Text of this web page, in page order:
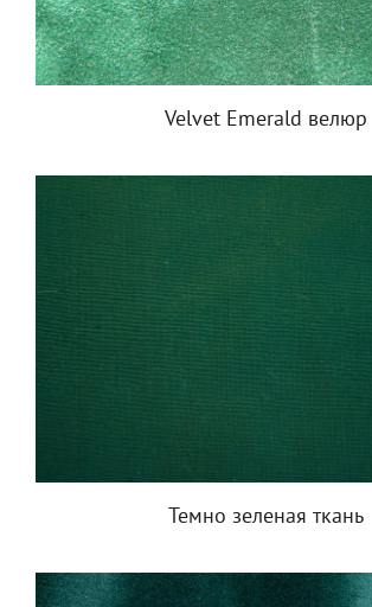
Velvet Emerald велюр
Темно зеленая ткань